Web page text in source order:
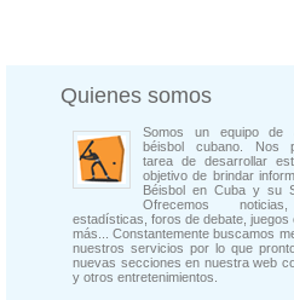
Quienes somos
Somos un equipo de
béisbol cubano. Nos
tarea de desarrollar
objetivo de brindar
Béisbol en Cuba y su
Ofrecemos
estadísticas, foros de debate, juegos
más... Constantemente buscamos
nuestros servicios por lo que
nuevas secciones en nuestra web
y otros entretenimientos.